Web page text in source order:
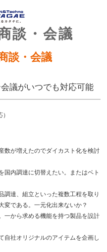
談・会議
談・会議
議がいつでも対応可能
数が増えたのでダイカスト化を検討
国内調達に切替えたい。またはベト
調達、組立といった複数工程を取り
変である。一元化出来ないか？
一から求める機能を持つ製品を設計
自社オリジナルのアイテムを企画し